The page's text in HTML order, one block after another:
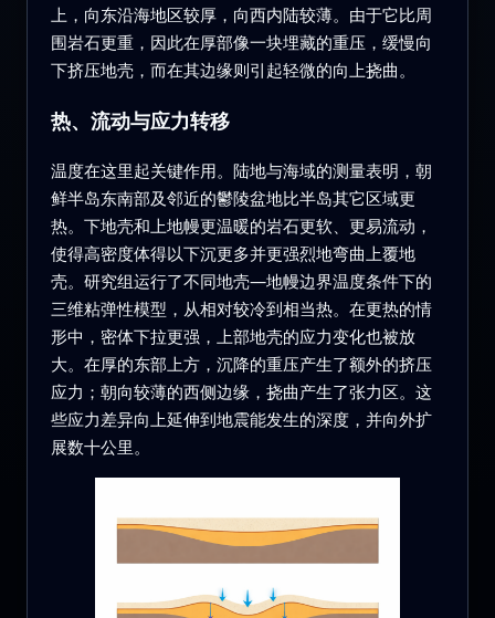
上，向东沿海地区较厚，向西内陆较薄。由于它比周
围岩石更重，因此在厚部像一块埋藏的重压，缓慢向
下挤压地壳，而在其边缘则引起轻微的向上挠曲。
热、流动与应力转移
温度在这里起关键作用。陆地与海域的测量表明，朝
鲜半岛东南部及邻近的鬱陵盆地比半岛其它区域更
热。下地壳和上地幔更温暖的岩石更软、更易流动，
使得高密度体得以下沉更多并更强烈地弯曲上覆地
壳。研究组运行了不同地壳—地幔边界温度条件下的
三维粘弹性模型，从相对较冷到相当热。在更热的情
形中，密体下拉更强，上部地壳的应力变化也被放
大。在厚的东部上方，沉降的重压产生了额外的挤压
应力；朝向较薄的西侧边缘，挠曲产生了张力区。这
些应力差异向上延伸到地震能发生的深度，并向外扩
展数十公里。